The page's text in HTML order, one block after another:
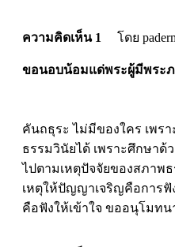
ความคิดเห็น 1 โดย
ขอนอบน้อมแด่พระผู้มีพระ
คันถธุระ ไม่มีของใคร เพร
ธรรมวินัยได้ เพราะศึกษาด้
ไปตามเหตุปัจจัยของสภาพ
เหตุให้ปัญญาเจริญคือการฟั
คือฟังให้เข้าใจ ขออนุโมทน